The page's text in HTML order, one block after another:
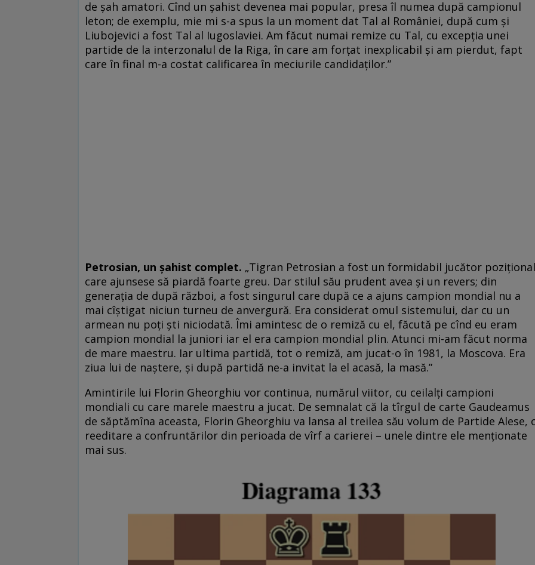
de șah amatori. Cînd un șahist devenea mai popular, presa îl numea după campionul
leton; de exemplu, mie mi s-a spus la un moment dat Tal al României, după cum și
Liubojevici a fost Tal al Iugoslaviei. Am făcut numai remize cu Tal, cu excepția unei
partide de la interzonalul de la Riga, în care am forțat inexplicabil și am pierdut, fapt
care în final m-a costat calificarea în meciurile candidaților.”
Petrosian, un șahist complet. „Tigran Petrosian a fost un formidabil jucător pozițional
care ajunsese să piardă foarte greu. Dar stilul său prudent avea și un revers; din
generația de după război, a fost singurul care după ce a ajuns campion mondial nu a
mai cîștigat niciun turneu de anvergură. Era considerat omul sistemului, dar cu un
armean nu poți ști niciodată. Îmi amintesc de o remiză cu el, făcută pe cînd eu eram
campion mondial la juniori iar el era campion mondial plin. Atunci mi-am făcut norma
de mare maestru. Iar ultima partidă, tot o remiză, am jucat-o în 1981, la Moscova. Era
ziua lui de naștere, și după partidă ne-a invitat la el acasă, la masă.”
Amintirile lui Florin Gheorghiu vor continua, numărul viitor, cu ceilalți campioni
mondiali cu care marele maestru a jucat. De semnalat că la tîrgul de carte Gaudeamus
de săptămîna aceasta, Florin Gheorghiu va lansa al treilea său volum de Partide Alese,
reeditare a confruntărilor din perioada de vîrf a carierei – unele dintre ele menționate
mai sus.